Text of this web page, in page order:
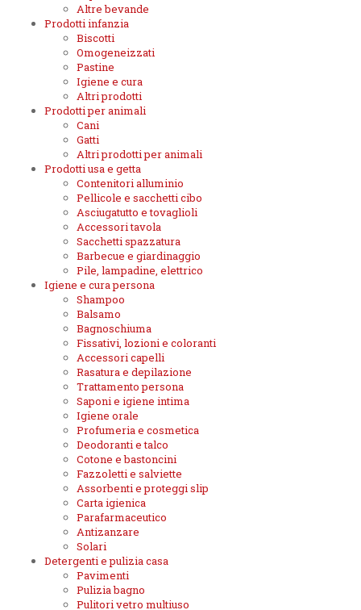
Altre bevande
Prodotti infanzia
Biscotti
Omogeneizzati
Pastine
Igiene e cura
Altri prodotti
Prodotti per animali
Cani
Gatti
Altri prodotti per animali
Prodotti usa e getta
Contenitori alluminio
Pellicole e sacchetti cibo
Asciugatutto e tovaglioli
Accessori tavola
Sacchetti spazzatura
Barbecue e giardinaggio
Pile, lampadine, elettrico
Igiene e cura persona
Shampoo
Balsamo
Bagnoschiuma
Fissativi, lozioni e coloranti
Accessori capelli
Rasatura e depilazione
Trattamento persona
Saponi e igiene intima
Igiene orale
Profumeria e cosmetica
Deodoranti e talco
Cotone e bastoncini
Fazzoletti e salviette
Assorbenti e proteggi slip
Carta igienica
Parafarmaceutico
Antizanzare
Solari
Detergenti e pulizia casa
Pavimenti
Pulizia bagno
Pulitori vetro multiuso